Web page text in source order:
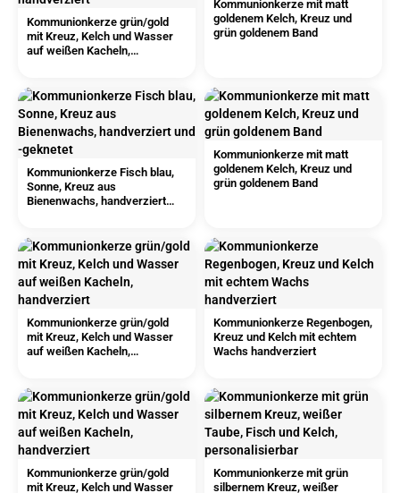
Kommunionkerze grün/gold
mit Kreuz, Kelch und Wasser
auf weißen Kacheln,
Kommunionkerze mit matt
goldenem Kelch, Kreuz und
grün goldenem Band
Kommunionkerze Fisch blau,
Sonne, Kreuz aus
Bienenwachs, handverziert
Kommunionkerze mit matt
goldenem Kelch, Kreuz und
grün goldenem Band
Kommunionkerze grün/gold
mit Kreuz, Kelch und Wasser
auf weißen Kacheln,
Kommunionkerze Regenbogen,
Kreuz und Kelch mit echtem
Wachs handverziert
Kommunionkerze grün/gold
mit Kreuz, Kelch und Wasser
Kommunionkerze mit grün
silbernem Kreuz, weißer